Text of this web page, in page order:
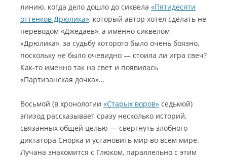
линию, когда дело дошло до сиквела «Пятидесяти
оттенков Дрюлика», который автор хотел сделать не
переводом «Джедаев», а именно сиквелом
«Дрюлика», за судьбу которого было очень боязно,
поскольку не было очевидно — стоила ли игра свеч?
Как-то именно так на свет и появилась
«Партизанская дочка»…
Восьмой (в хронологии «Старых воров» седьмой)
эпизод рассказывает сразу несколько историй,
связанных общей целью — свергнуть злобного
диктатора Снорка и установить мир во всем мире.
Лучана знакомится с Глюком, параллельно с этим